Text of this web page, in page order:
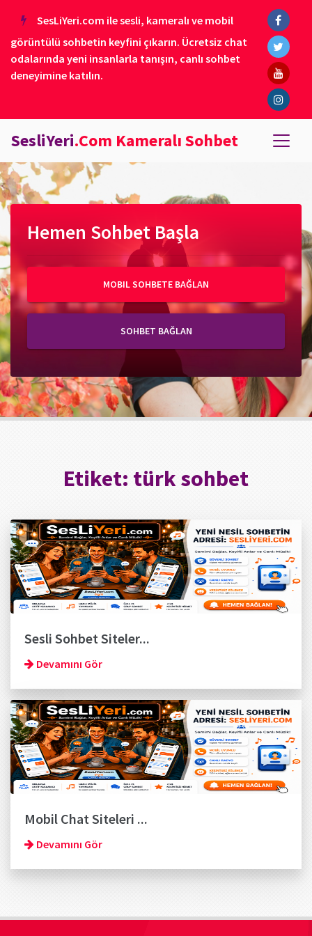
SesLiYeri.com ile sesli, kameralı ve mobil
görüntülü sohbetin keyfini çıkarın. Ücretsiz chat
odalarında yeni insanlarla tanışın, canlı sohbet
deneyimine katılın.
SesliYeri.Com Kameralı Sohbet
Hemen Sohbet Başla
MOBIL SOHBETE BAĞLAN
SOHBET BAĞLAN
Etiket: türk sohbet
Sesli Sohbet Siteler...
Devamını Gör
Mobil Chat Siteleri ...
Devamını Gör